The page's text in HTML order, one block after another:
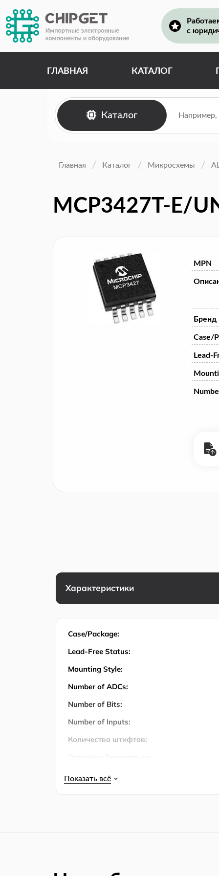
с
ГЛАВНАЯ КАТАЛОГ
Каталог
Главная Каталог Микросхемы
MCP3427T-E/
MPN
Бренд
Case/
Lead-
Характеристики
Case/Package:
Lead-Free Status:
Mounting Style:
Number of ADCs:
Number of Bits:
Number of Inputs:
Количество штифтов:
Operating Temperature (Max):